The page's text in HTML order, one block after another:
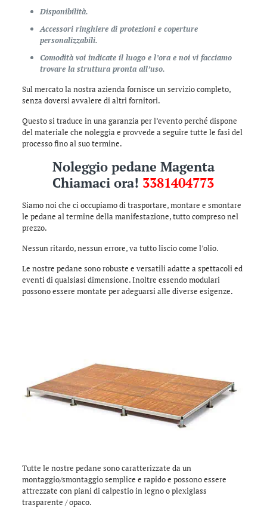
Disponibilità.
Accessori ringhiere di protezioni e coperture
personalizzabili.
Comodità voi indicate il luogo e l’ora e noi vi facciamo
trovare la struttura pronta all’uso.
Sul mercato la nostra azienda fornisce un servizio completo,
senza doversi avvalere di altri fornitori.
Questo si traduce in una garanzia per l’evento perché dispone
del materiale che noleggia e provvede a seguire tutte le fasi del
processo fino al suo termine.
Noleggio pedane Magenta
Chiamaci ora! 3381404773
Siamo noi che ci occupiamo di trasportare, montare e smontare
le pedane al termine della manifestazione, tutto compreso nel
prezzo.
Nessun ritardo, nessun errore, va tutto liscio come l’olio.
Le nostre pedane sono robuste e versatili adatte a spettacoli ed
eventi di qualsiasi dimensione. Inoltre essendo modulari
possono essere montate per adeguarsi alle diverse esigenze.
Tutte le nostre pedane sono caratterizzate da un
montaggio/smontaggio semplice e rapido e possono essere
attrezzate con piani di calpestio in legno o plexiglass
trasparente / opaco.